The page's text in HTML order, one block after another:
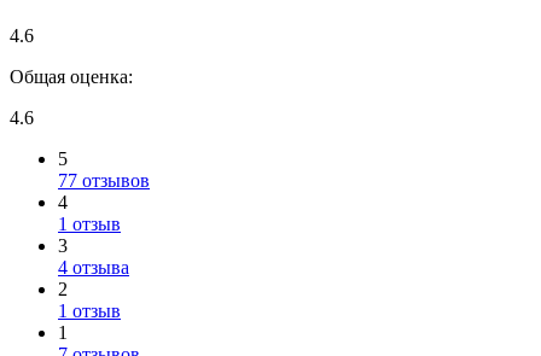
4.6
Общая оценка:
4.6
5
77 отзывов
4
1 отзыв
3
4 отзыва
2
1 отзыв
1